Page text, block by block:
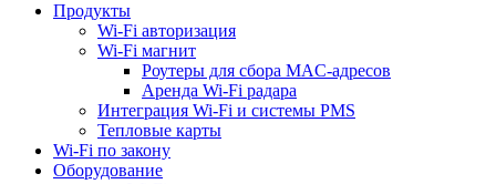
Продукты
Wi-Fi авторизация
Wi-Fi магнит
Роутеры для сбора MAC-адресов
Аренда Wi-Fi радара
Интеграция Wi-Fi и системы PMS
Тепловые карты
Wi-Fi по закону
Оборудование